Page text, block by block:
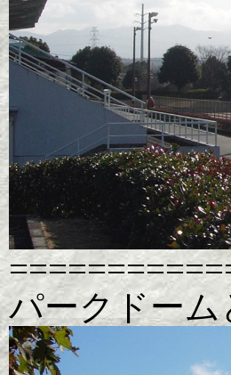
パークドー